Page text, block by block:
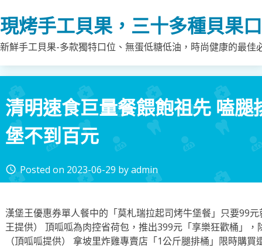
to
content
現烤手工貝果，三十多種貝果
新鮮手工貝果-多款獨特口位、無蛋低糖低油，時尚健康的最
清明速食巨量餐餵飽祖先 嗑腿
堡不到百元
access_time Posted on 2023-06-29 byadmin
漢堡王優惠券單人餐中的「莫札瑞拉起司烤牛堡餐」只要99
王提供） 頂呱呱為肉控省荷包，推出399元「享樂狂歡桶」
（頂呱呱提供） 拿坡里炸雞專賣店「1公斤腿排桶」限時購